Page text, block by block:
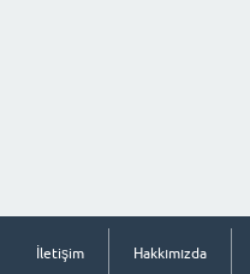
İletişim Hakkımızda